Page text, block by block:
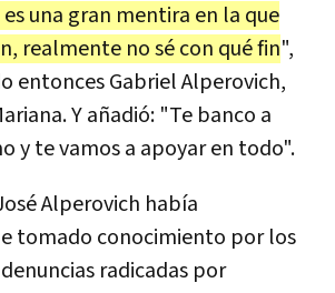
una gran mentira en la que
realmente no sé con qué fin",
entonces Gabriel Alperovich,
Y añadió: "Te banco a
y te vamos a apoyar en todo".
Alperovich había
tomado conocimiento por los
radicadas por